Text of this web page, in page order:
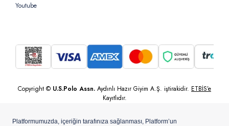
Youtube
Copyright © U.S.Polo Assn. Aydınlı Hazır Giyim A.Ş. iştirakidir. ETBİS’e
Kayıtlıdır.